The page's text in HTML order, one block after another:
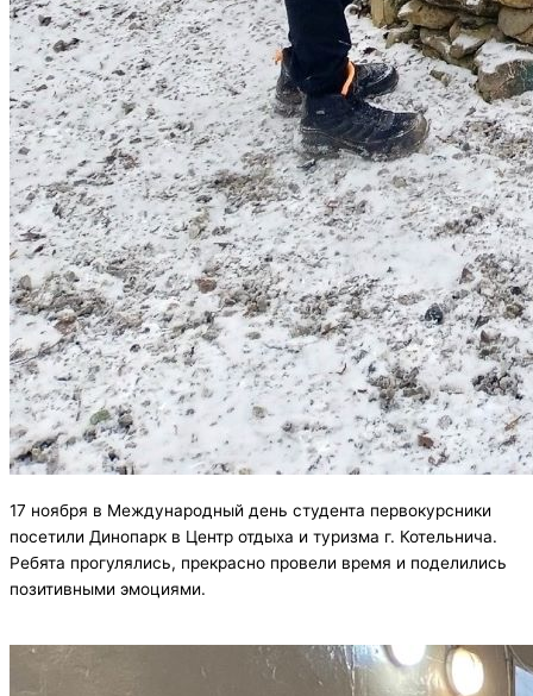
17 ноября в Международный день студента первокурсники
посетили Динопарк в Центр отдыха и туризма г. Котельнича.
Ребята прогулялись, прекрасно провели время и поделились
позитивными эмоциями.